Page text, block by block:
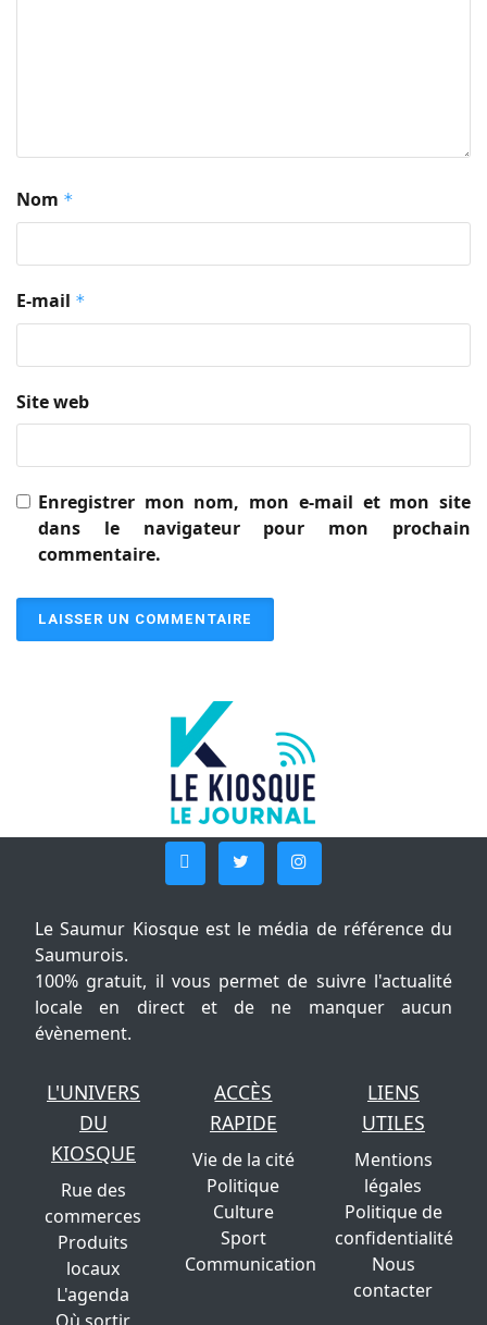
Nom *
E-mail *
Site web
Enregistrer mon nom, mon e-mail et mon site
dans le navigateur pour mon prochain
commentaire.
Le Saumur Kiosque est le média de référence du
Saumurois.
100% gratuit, il vous permet de suivre l'actualité
locale en direct et de ne manquer aucun
évènement.
L'UNIVERS
DU
KIOSQUE
Rue des
commerces
Produits
locaux
L'agenda
ACCÈS
RAPIDE
Vie de la cité
Politique
Culture
Sport
Communication
LIENS
UTILES
Mentions
légales
Politique de
confidentialité
Nous
contacter